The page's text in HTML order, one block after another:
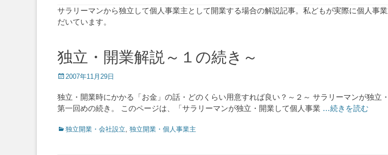
サラリーマンから独立して個人事業主として開業する場合の解説記事。私どもが実際に個人事
だいています。
独立・開業解説～１の続き～
Posted
2007年11月29日
独立・開業時にかかる「お金」の話・どのくらい用意すれば良い？～２～ サラリーマンが独立
第一回めの続き。 このページは、「サラリーマンが独立・開業して個人事業 …続きを読む
Categories
独立開業・会社設立, 独立開業・個人事業主